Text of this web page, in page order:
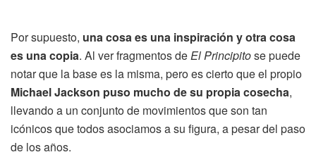
Por supuesto, una cosa es una inspiración y otra cosa
es una copia. Al ver fragmentos deEl Principitose puede
notar que la base es la misma, pero es cierto que el propio
Michael Jackson puso mucho de su propia cosecha,
llevando a un conjunto de movimientos que son tan
icónicos que todos asociamos a su figura, a pesar del paso
de los años.